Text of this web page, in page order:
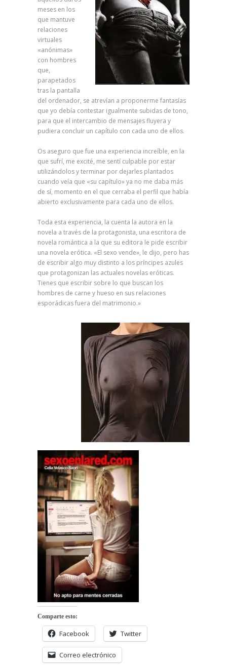
meses en los
que mantuve
relaciones
virtuales
«anónimas»
con hombres
que,
parapetados
tras la pantalla
del ordenador, se atrevían a proponerme fantasías
que yo debía contestar igualmente subidas de tono,
para que el intercambio de mensajes fluyera y
pudiera concluir un capítulo con cada uno de ellos.
Os aseguro que fue una experiencia increíble, en la
que sufrí, me excité, me sentí culpable por estar
utilizándolos y terminar por dejarles plantados
cuando veía que «su capítulo» ya no me daba más
de sí, momento en el que cerraba el perfil que había
abierto exclusivamente para cada uno de ellos.
Toda esta experiencia, la cuenta la autora en la
novela a través de la protagonista, una escritora de
novela romántica a la que su editora le pide escribir
una novela erótica. «El sexo vende», le dijo, pero has
de escribir algo muy distinto a los príncipes azules
que protagonizan las actuales novelas eróticas.
Tienes que escribir sobre lo que buscan los
hombres de carne y hueso en sus relaciones
esporádicas fuera del matrimonio.»
Comparte esto:
Facebook Twitter
Correo electrónico